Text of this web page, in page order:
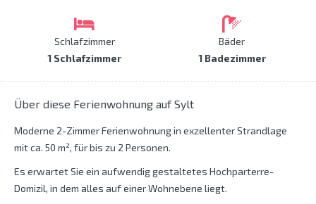
Schlafzimmer
1 Schlafzimmer
Bäder
1 Badezimmer
Über diese Ferienwohnung auf Sylt
Moderne 2-Zimmer Ferienwohnung in exzellenter Strandlage
mit ca. 50 m², für bis zu 2 Personen.
Es erwartet Sie ein aufwendig gestaltetes Hochparterre-
Domizil, in dem alles auf einer Wohnebene liegt.